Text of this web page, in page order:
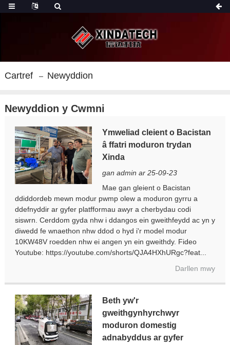
Cartref Newyddion
Newyddion y Cwmni
Ymweliad cleient o Bacistan
â ffatri moduron trydan
Xinda
gan admin ar 25-09-23
Mae gan gleient o Bacistan
ddiddordeb mewn modur pwmp olew a moduron gyrru a
ddefnyddir ar gyfer platfformau awyr a cherbydau codi
siswrn. Cerddom gyda nhw i ddangos ein gweithfeydd ac yn y
diwedd fe wnaethon nhw ddod o hyd i'r model modur
10KW48V roedden nhw ei angen yn ein gweithdy. Fideo
Youtube: https://youtube.com/shorts/QJA4HXhURgc?feat...
Darllen mwy
Beth yw'r
gweithgynhyrchwyr
moduron domestig
adnabyddus ar gyfer